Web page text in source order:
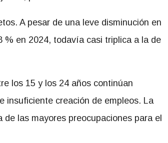
A pesar de una leve disminución en
% en 2024, todavía casi triplica a la de
los 15 y los 24 años continúan
insuficiente creación de empleos. La
las mayores preocupaciones para el